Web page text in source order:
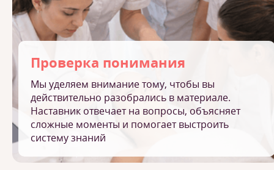
Проверка понимания
Мы уделяем внимание тому, чтобы вы
действительно разобрались в материале.
Наставник отвечает на вопросы, объясняет
сложные моменты и помогает выстроить
систему знаний